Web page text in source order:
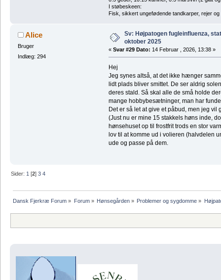
I støbeskeen:
Fisk, sikkert ungefødende tandkarper, rejer
Alice
Bruger
Indlæg: 294
Sv: Højpatogen fugleinfluenza,
oktober 2025
« Svar #29 Dato: 14 Februar , 2026, 13:38 »
Hej
Jeg synes altså, at det ikke hænger
lidt plads bliver smittet. De ser aldrig
deres stald. Så skal alle de små holde
mange hobbybesætninger, man har
Det er så let at give et påbud, men jeg
(Just nu er mine 15 stakkels høns inde,
hønsehuset op til frostfrit trods en stor
lov til at komme ud i volieren (halvdelen
ude og passe på dem.
Sider: 1 [2]3 4
Dansk Fjerkræ Forum » Forum» Hønsegården» Problemer og sygdomme »